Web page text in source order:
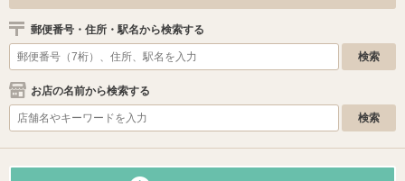
郵便番号・住所・駅名から検索する
お店の名前から検索する